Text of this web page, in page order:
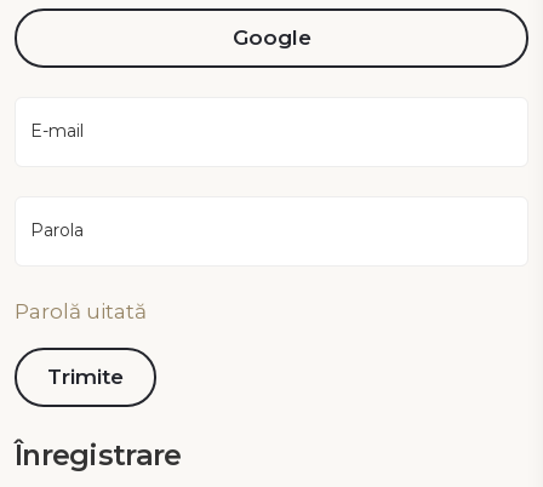
Google
E-mail
Parola
Parolă uitată
Înregistrare